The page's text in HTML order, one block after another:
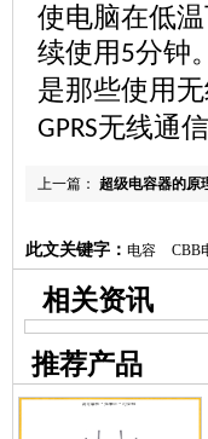
使电脑在低
续使用5分钟
是那些使用
GPRS无线通
上一篇： 超级电容器的原
此文关键字： 电容 CBB
相关资讯
推荐产品